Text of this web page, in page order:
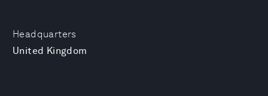
Headquarters
United Kingdom